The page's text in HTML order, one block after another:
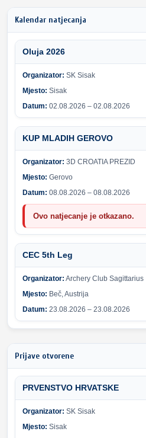
Kalendar natjecanja
Oluja 2026
Organizator: SK Sisak
Mjesto: Sisak
Datum: 02.08.2026 – 02.08.2026
KUP MLADIH GEROVO
Organizator: 3D CROATIA PREZID
Mjesto: Gerovo
Datum: 08.08.2026 – 08.08.2026
Ovo natjecanje je otkazano.
CEC 5th Leg
Organizator: Archery Club Sagittarius
Mjesto: Beč, Austrija
Datum: 23.08.2026 – 23.08.2026
Prijave otvorene
PRVENSTVO HRVATSKE
Organizator: SK Sisak
Mjesto: Sisak